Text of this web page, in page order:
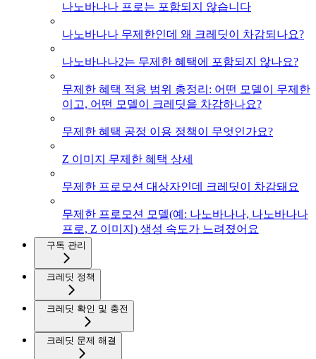
나노바나나 프로는 포함되지 않습니다
나노바나나 무제한인데 왜 크레딧이 차감되나요?
나노바나나2는 무제한 혜택에 포함되지 않나요?
무제한 혜택 적용 범위 총정리: 어떤 모델이 무제한
이고, 어떤 모델이 크레딧을 차감하나요?
무제한 혜택 공정 이용 정책이 무엇인가요?
Z 이미지 무제한 혜택 상세
무제한 프로모션 대상자인데 크레딧이 차감돼요
무제한 프로모션 모델(예: 나노바나나, 나노바나나
프로, Z 이미지) 생성 속도가 느려졌어요
구독 관리
크레딧 정책
크레딧 확인 및 충전
크레딧 문제 해결